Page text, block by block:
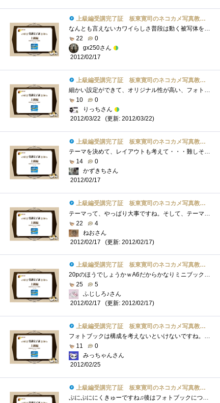
上級編受講完了証 板東寛司のネコカメ写真教室パート2
なんとも言えないカワイらしさ普段は動く被写体を撮らないため、動きのある動物写真は楽しそうだな～～！
22
0
gx250さん
2012/02/17
上級編受講完了証 板東寛司のネコカメ写真教室パート2
細かい設定ができて、オリジナル性が高い、フォトブックが作れそうです！！旅行の思い出作りとかよさそー
10
0
りっちさん
2012/03/22
(更新: 2012/03/22)
上級編受講完了証 板東寛司のネコカメ写真教室パート2
テーマを決めて、レイアウトも考えて・・・難しそうですが、うまくできた時の達成感は大きいと思いますね。
14
0
かずきちさん
2012/02/17
上級編受講完了証 板東寛司のネコカメ写真教室パート2
テーマって、やっぱり大事ですね。そして、テーマを決めたら、そのテーマから外れないように気を付けないとね・・・それに、ラフレイアウト�...
22
4
ねおさん
2012/02/17
(更新: 2012/02/17)
上級編受講完了証 板東寛司のネコカメ写真教室パート2
20pのほうでしょうかｗA6だからかなりミニブックですねｗネコさんの鼻だけ集めた写真集・・・は、マニアックすぎるかしらん。
25
5
ふじしろ♪さん
2012/02/17
(更新: 2012/02/17)
上級編受講完了証 板東寛司のネコカメ写真教室パート2
フォトブックは構成を考えないといけないですね。こればかりはセンスが必要ですね・・・楽しそうで、難しそう(笑)
11
0
みっちゃんさん
2012/02/25
上級編受講完了証 板東寛司のネコカメ写真教室パート2
ぷにぷににくきゅーですね♫後はフォトブックについてですね！！今度うちのテトくんブック作りたいです(^^)